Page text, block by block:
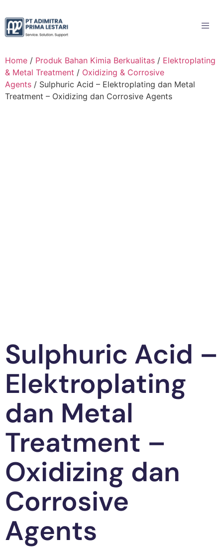
Home / Produk Bahan Kimia Berkualitas / Elektroplating
& Metal Treatment / Oxidizing & Corrosive
Agents / Sulphuric Acid – Elektroplating dan Metal
Treatment – Oxidizing dan Corrosive Agents
Sulphuric Acid –
Elektroplating
dan Metal
Treatment –
Oxidizing dan
Corrosive
Agents